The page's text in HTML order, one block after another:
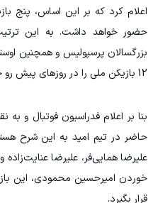
اعلام کرد که بر این اساس، پنج
حضور خواهد داشت. به این
بزرگسالان پرسپولیس و همچنین
12 بازیکن ملی را در روزهای پیش رو خواهند داشت.
بنا بر اعلام فدراسیون فوتبال و
حاضر در تیم امید به این شرح
علیرضا همایی‌فر، علیرضا
خوردن امیرحسین محمودی، این
قرار بگیرد.